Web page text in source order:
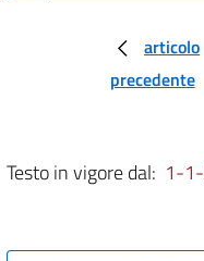
DISPOSIZIONI FISCALI
7
9
articolo
precedente
Testo in vigore dal: 1-